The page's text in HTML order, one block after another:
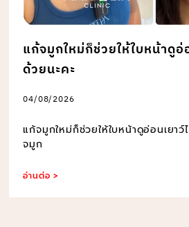
แก้จมูกใหม่ก็ช่วยให้ใบหน้าดูอ่
ด้วยนะคะ
04/08/2026
แก้จมูกใหม่ก็ช่วยให้ใบหน้าดูอ่อนเยาว์
จมูก
อ่านต่อ >